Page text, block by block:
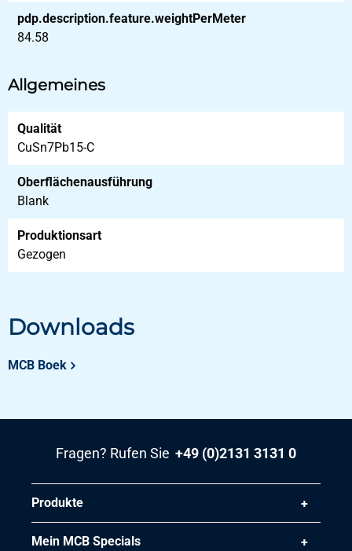
pdp.description.feature.weightPerMeter
84.58
Allgemeines
Qualität
CuSn7Pb15-C
Oberflächenausführung
Blank
Produktionsart
Gezogen
Downloads
MCB Boek
Fragen? Rufen Sie +49 (0)2131 3131 0
Produkte
Mein MCB Specials